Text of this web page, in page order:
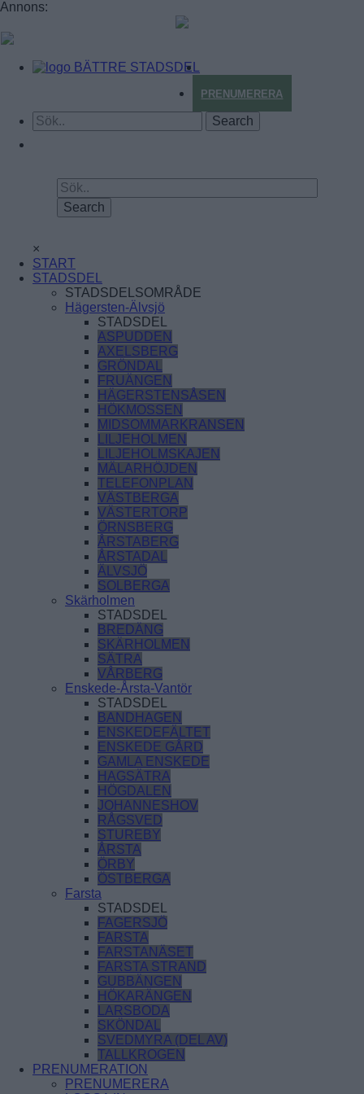
Annons:
BÄTTRE STADSDEL
PRENUMERERA
×
START
STADSDEL
STADSDELSOMRÅDE
Hägersten-Älvsjö
STADSDEL
ASPUDDEN
AXELSBERG
GRÖNDAL
FRUÄNGEN
HÄGERSTENSÅSEN
HÖKMOSSEN
MIDSOMMARKRANSEN
LILJEHOLMEN
LILJEHOLMSKAJEN
MÄLARHÖJDEN
TELEFONPLAN
VÄSTBERGA
VÄSTERTORP
ÖRNSBERG
ÅRSTABERG
ÅRSTADAL
ÄLVSJÖ
SOLBERGA
Skärholmen
STADSDEL
BREDÄNG
SKÄRHOLMEN
SÄTRA
VÅRBERG
Enskede-Årsta-Vantör
STADSDEL
BANDHAGEN
ENSKEDEFÄLTET
ENSKEDE GÅRD
GAMLA ENSKEDE
HAGSÄTRA
HÖGDALEN
JOHANNESHOV
RÅGSVED
STUREBY
ÅRSTA
ÖRBY
ÖSTBERGA
Farsta
STADSDEL
FAGERSJÖ
FARSTA
FARSTANÄSET
FARSTA STRAND
GUBBÄNGEN
HÖKARÄNGEN
LARSBODA
SKÖNDAL
SVEDMYRA (DEL AV)
TALLKROGEN
PRENUMERATION
PRENUMERERA